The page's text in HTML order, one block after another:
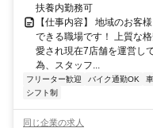
扶養内勤務可
【仕事内容】 地域のお客
できる職場です！ 上質な
愛され現在7店舗を運営し
為、スタッフ...
フリーター歓迎 バイク通勤OK
シフト制
同じ企業の求人